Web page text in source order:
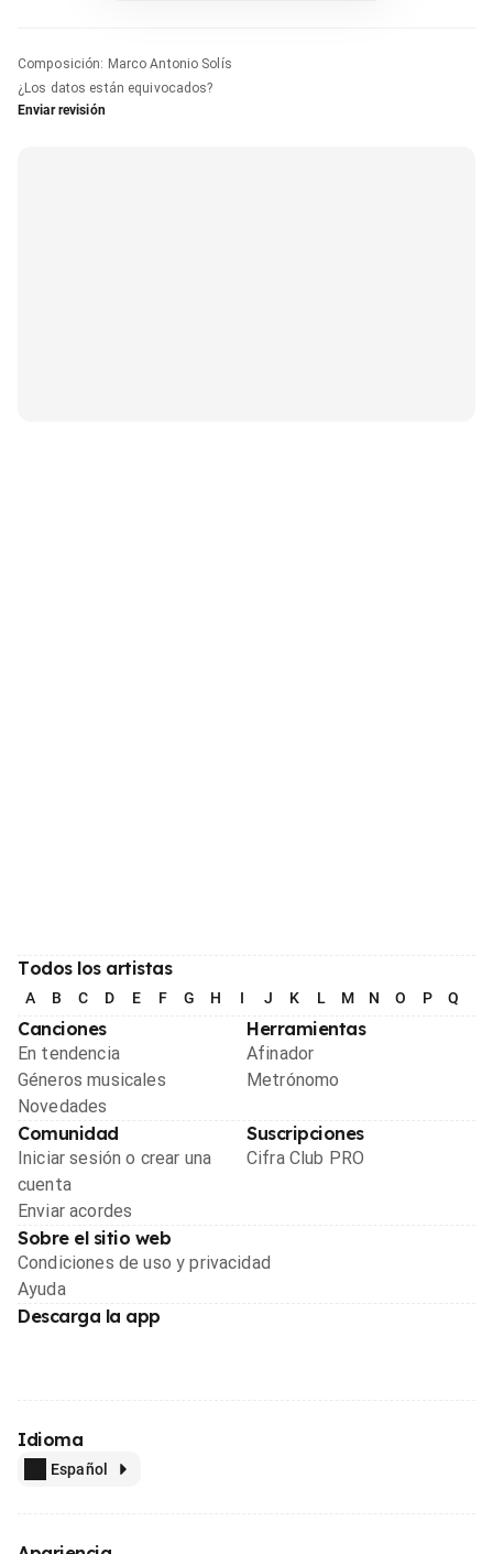
Composición: Marco Antonio Solís
¿Los datos están equivocados?
Enviar revisión
Todos los artistas
A B C D E F G H I J K L M N O P Q
Canciones
En tendencia
Géneros musicales
Novedades
Herramientas
Afinador
Metrónomo
Comunidad
Iniciar sesión o crear una
cuenta
Enviar acordes
Suscripciones
Cifra Club PRO
Sobre el sitio web
Condiciones de uso y privacidad
Ayuda
Descarga la app
Idioma
Español